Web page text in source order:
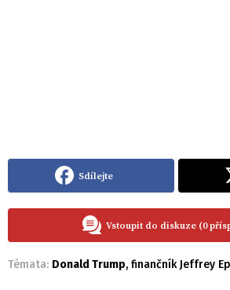
Sdílejte
Vstoupit do diskuze (0
Témata: Donald Trump, finančník Jeffrey